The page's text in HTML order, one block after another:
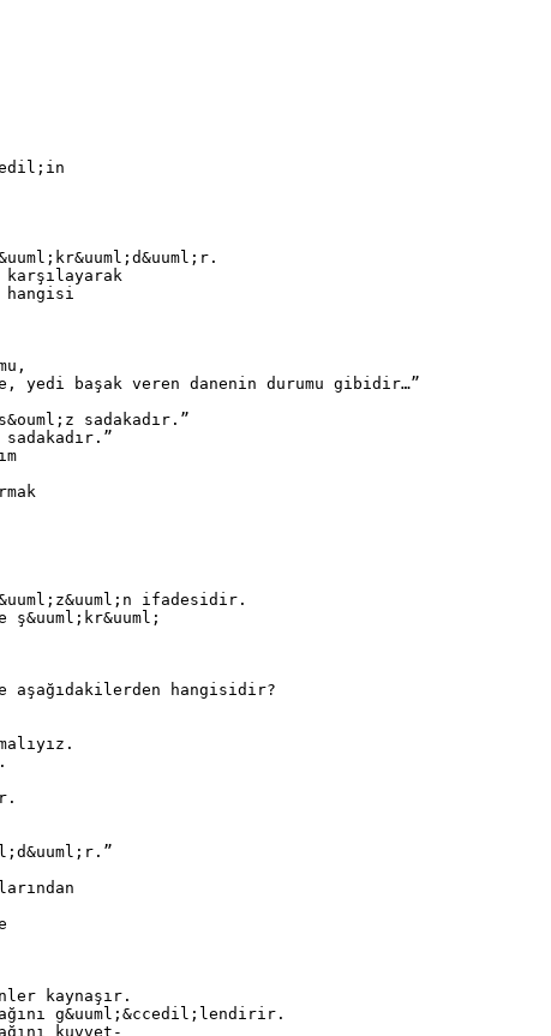
hangisi
yedi başak veren danenin durumu gibidir…”
sadakadır.”
ifadesidir.
aşağıdakilerden hangisidir?
kaynaşır.
g&uuml;&ccedil;lendirir.
kuvvet-